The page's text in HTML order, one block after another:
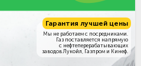
Гарантия лучшей цены
Мы не работаем с посредниками.
Газ поставляется напрямую
с нефтеперерабатывающих
заводов Лукойл, Газпром и Кинеф.